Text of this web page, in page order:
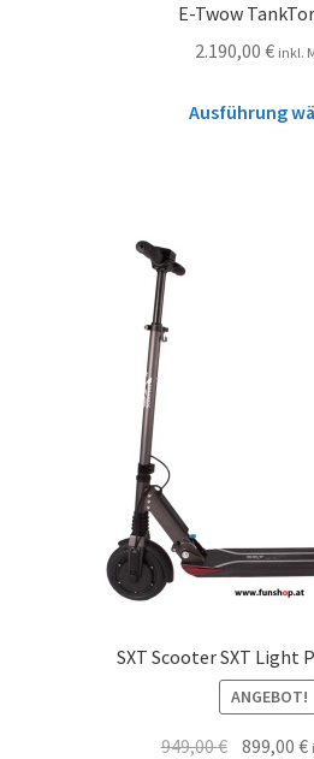
E-Twow
2.190,00 € inkl.
Ausführung
SXT Scooter SXT Light
ANGEBOT!
949,00€ 899,00€